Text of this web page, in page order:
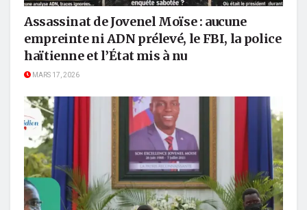
Assassinat de Jovenel Moïse : aucune
empreinte ni ADN prélevé, le FBI, la police
haïtienne et l’État mis à nu
MARS 17, 2026